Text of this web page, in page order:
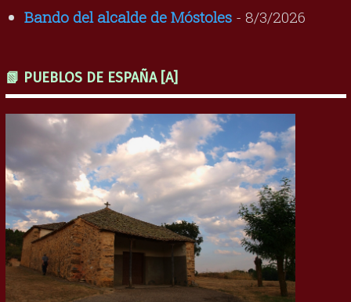
Bando del alcalde de Móstoles- 8/3/2026
📗 PUEBLOS DE ESPAÑA [A]